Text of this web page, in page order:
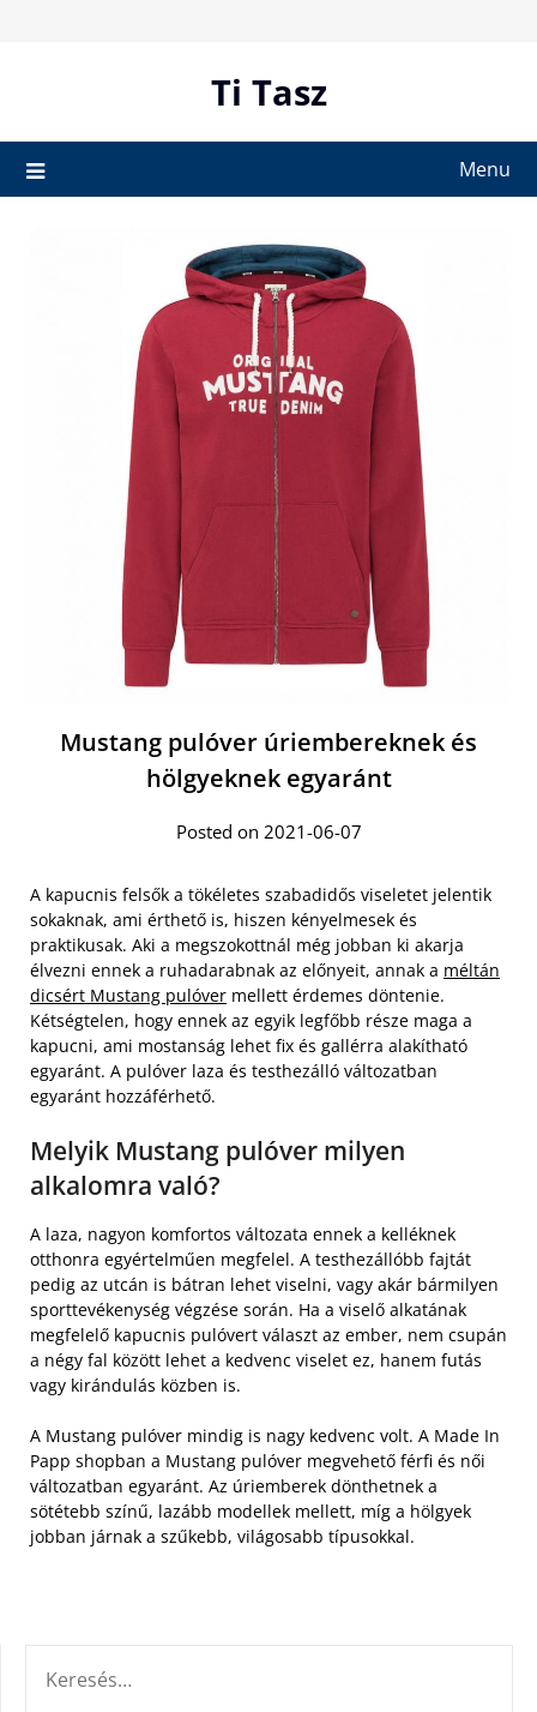
Ti Tasz
Menu
Mustang pulóver úriembereknek és
hölgyeknek egyaránt
Posted on 2021-06-07
A kapucnis felsők a tökéletes szabadidős viseletet jelentik
sokaknak, ami érthető is, hiszen kényelmesek és
praktikusak. Aki a megszokottnál még jobban ki akarja
élvezni ennek a ruhadarabnak az előnyeit, annak a méltán
dicsért Mustang pulóver mellett érdemes döntenie.
Kétségtelen, hogy ennek az egyik legfőbb része maga a
kapucni, ami mostanság lehet fix és gallérra alakítható
egyaránt. A pulóver laza és testhezálló változatban
egyaránt hozzáférhető.
Melyik Mustang pulóver milyen
alkalomra való?
A laza, nagyon komfortos változata ennek a kelléknek
otthonra egyértelműen megfelel. A testhezállóbb fajtát
pedig az utcán is bátran lehet viselni, vagy akár bármilyen
sporttevékenység végzése során. Ha a viselő alkatának
megfelelő kapucnis pulóvert választ az ember, nem csupán
a négy fal között lehet a kedvenc viselet ez, hanem futás
vagy kirándulás közben is.
A Mustang pulóver mindig is nagy kedvenc volt. A Made In
Papp shopban a Mustang pulóver megvehető férfi és női
változatban egyaránt. Az úriemberek dönthetnek a
sötétebb színű, lazább modellek mellett, míg a hölgyek
jobban járnak a szűkebb, világosabb típusokkal.